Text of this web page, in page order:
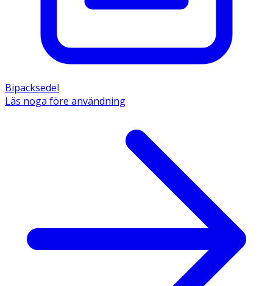
Bipacksedel
Läs noga före användning